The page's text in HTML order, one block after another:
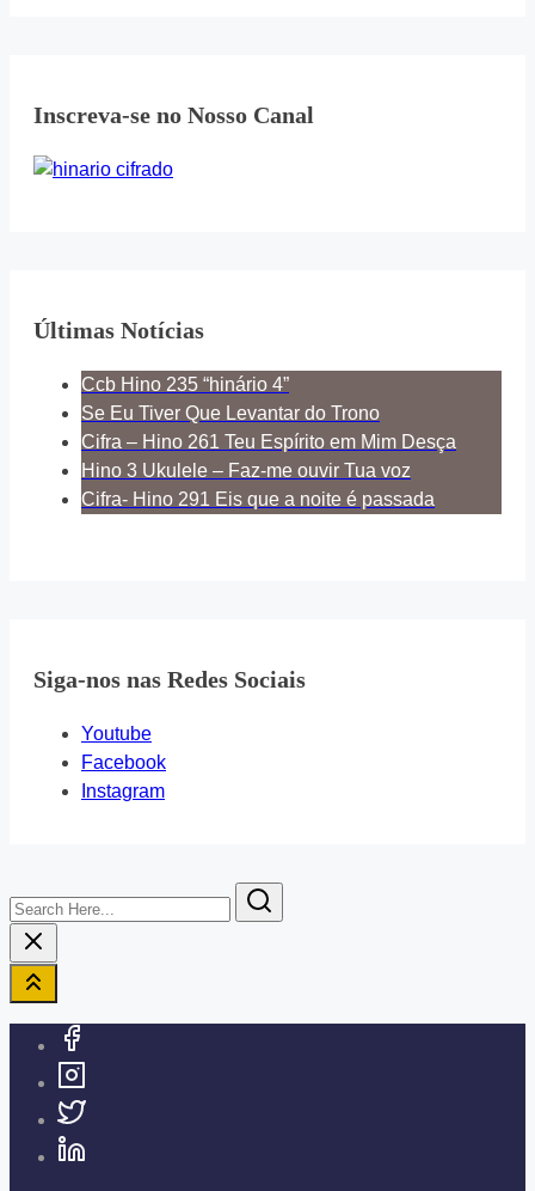
Inscreva-se no Nosso Canal
Últimas Notícias
Ccb Hino 235 “hinário 4”
Se Eu Tiver Que Levantar do Trono
Cifra – Hino 261 Teu Espírito em Mim Desça
Hino 3 Ukulele – Faz-me ouvir Tua voz
Cifra- Hino 291 Eis que a noite é passada
Siga-nos nas Redes Sociais
Youtube
Facebook
Instagram
Search
Here...